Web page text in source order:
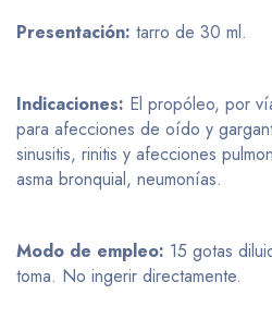
Presentación: tarro de 30 ml.
Indicaciones: El propóleo, por
para afecciones de oído y
sinusitis, rinitis y afecciones
asma bronquial, neumonías.
Modo de empleo: 15 gotas
toma. No ingerir directamente.